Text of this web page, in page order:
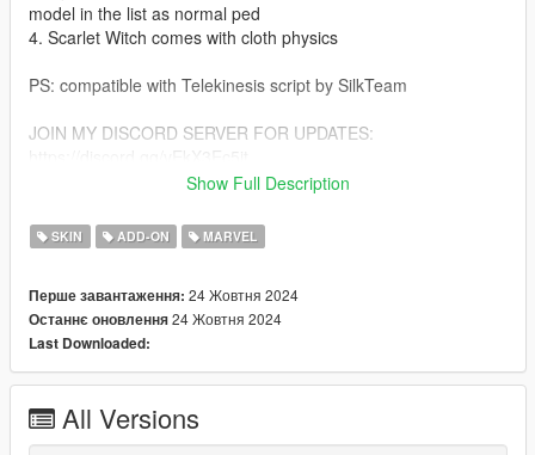
model in the list as normal ped
4. Scarlet Witch comes with cloth physics
PS: compatible with Telekinesis script by SilkTeam
JOIN MY DISCORD SERVER FOR UPDATES:
LINK TO MY PATREON:
Give credits when used in streaming videos! Thank you!
Show Full Description
SKIN ADD-ON MARVEL
Перше завантаження: 24 Жовтня 2024
Останнє оновлення24 Жовтня 2024
Last Downloaded:
All Versions